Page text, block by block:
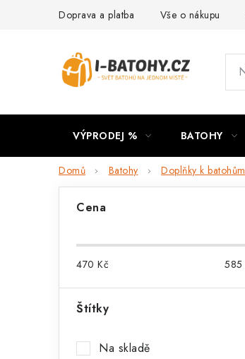
Doprava a platba Vše o nákupu
VÝPRODEJ % BATOHY
Domů Batohy Doplňky k batohům
t
Cena
470 Kč 585
Štítky
Na skladě